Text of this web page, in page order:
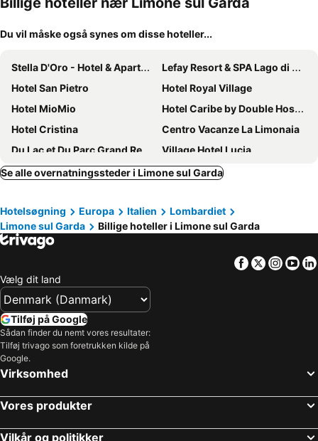
Du vil måske også synes om disse hoteller...
Stella D'Oro - Hotel & Apartments
Lefay Resort & SPA Lago di Garda
Hotel San Pietro
Hotel Royal Village
Hotel MioMio
Hotel Caribe by Double Hospitality
Hotel Cristina
Centro Vacanze La Limonaia
Du Lac et Du Parc Grand Resort
Village Hotel Lucia
Hotel Lago di Garda
Lake Hotel Benaco
Hotel Sole - La Fenice
Hotel Village Bazzanega
Hotel Leonardo Da Vinci
Hotel Savoy Palace - Tonelli Hotels
Astoria Resort
Hotel Astra
Hotel Malcesine
Hotel Sole Relax & Panorama
Aria Life Hotel
Hotel Splendid Palace
Hotel Le Balze Aktiv & Wellness
Hotel Europa - Skypool & Panorama
Grand Hotel Liberty
Majestic Palace
Hotel Florida
Se alle overnatningssteder i Limone sul Garda
Hotelsøgning Europa Italien
Lombardiet
Limone sul Garda
Billige hoteller i Limone sul Garda
Facebook
Twitter
Vælg dit land
Tilføj på Google
Sådan finder du nemt vores resultater:
Tilføj trivago som foretrukken kilde på
Google.
Virksomhed
Vores produkter
Vilkår og politikker